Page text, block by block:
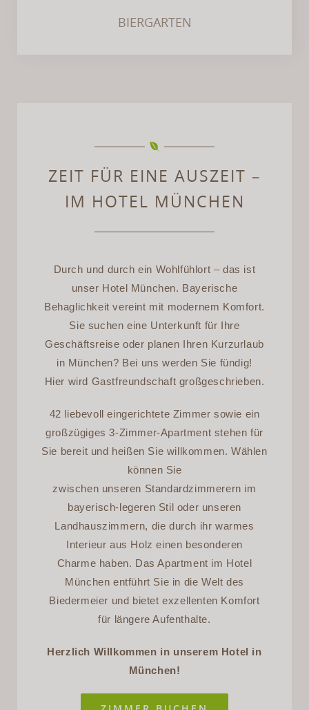
BIERGARTEN
ZEIT FÜR EINE AUSZEIT –
IM HOTEL MÜNCHEN
Durch und durch ein Wohlfühlort – das ist
unser Hotel München. Bayerische
Behaglichkeit vereint mit modernem Komfort.
Sie suchen eine Unterkunft für Ihre
Geschäftsreise oder planen Ihren Kurzurlaub
in München? Bei uns werden Sie fündig!
Hier wird Gastfreundschaft großgeschrieben.
42 liebevoll eingerichtete Zimmer sowie ein
großzügiges 3-Zimmer-Apartment stehen für
Sie bereit und heißen Sie willkommen. Wählen
können Sie
zwischen unseren Standardzimmerern im
bayerisch-legeren Stil oder unseren
Landhauszimmern, die durch ihr warmes
Interieur aus Holz einen besonderen
Charme haben. Das Apartment im Hotel
München entführt Sie in die Welt des
Biedermeier und bietet exzellenten Komfort
für längere Aufenthalte.
Herzlich Willkommen in unserem Hotel in
München!